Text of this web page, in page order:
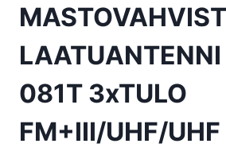
081T 3xTULO
FM+III/UHF/UHF